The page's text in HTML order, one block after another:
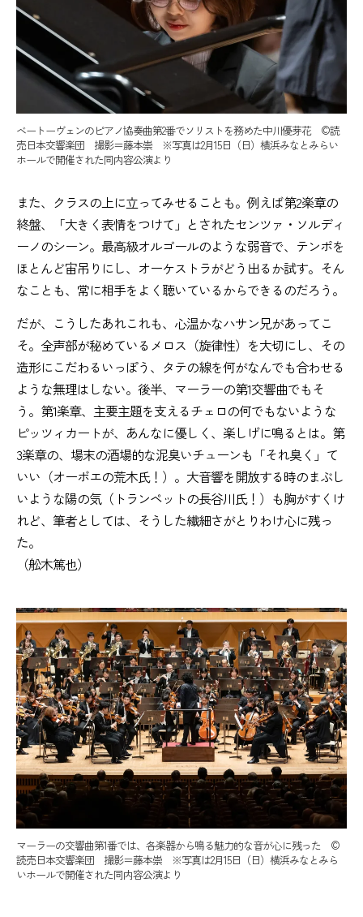
ベートーヴェンのピアノ協奏曲第2番でソリストを務めた中川優芽花 ©読
売日本交響楽団 撮影＝藤本崇 ※写真は2月15日（日）横浜みなとみらい
ホールで開催された同内容公演より
また、クラスの上に立ってみせることも。例えば第2楽章の
終盤、「大きく表情をつけて」とされたセンツァ・ソルディ
ーノのシーン。最高級オルゴールのような弱音で、テンポを
ほとんど宙吊りにし、オーケストラがどう出るか試す。そん
なことも、常に相手をよく聴いているからできるのだろう。
だが、こうしたあれこれも、心温かなハサン兄があってこ
そ。全声部が秘めているメロス（旋律性）を大切にし、その
造形にこだわるいっぽう、タテの線を何がなんでも合わせる
ような無理はしない。後半、マーラーの第1交響曲でもそ
う。第1楽章、主要主題を支えるチェロの何でもないような
ピッツィカートが、あんなに優しく、楽しげに鳴るとは。第
3楽章の、場末の酒場的な泥臭いチューンも「それ臭く」て
いい（オーボエの荒木氏！）。大音響を開放する時のまぶし
いような陽の気（トランペットの長谷川氏！）も胸がすくけ
れど、筆者としては、そうした繊細さがとりわけ心に残っ
た。
（舩木篤也）
マーラーの交響曲第1番では、各楽器から鳴る魅力的な音が心に残った ©
読売日本交響楽団 撮影＝藤本崇 ※写真は2月15日（日）横浜みなとみら
いホールで開催された同内容公演より